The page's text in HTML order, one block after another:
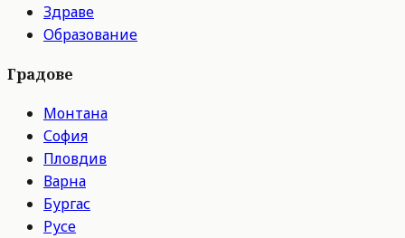
Здраве
Образование
Градове
Монтана
София
Пловдив
Варна
Бургас
Русе